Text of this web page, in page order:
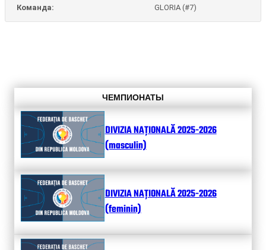
Команда:
GLORIA (#7)
ЧЕМПИОНАТЫ
DIVIZIA NAȚIONALĂ 2025-2026
(masculin)
DIVIZIA NAȚIONALĂ 2025-2026
(feminin)